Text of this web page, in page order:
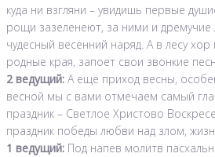
куда ни взгляни – увидишь первые
рощи зазеленеют, за ними и дремучие
чудесный весенний наряд. А в лесу
родные края, запоет свои звонкие
2 ведущий: А ещё приход весны,
весной мы с вами отмечаем самый
праздник – Светлое Христово
праздник победы любви над злом,
1 ведущий: Под напев молитв